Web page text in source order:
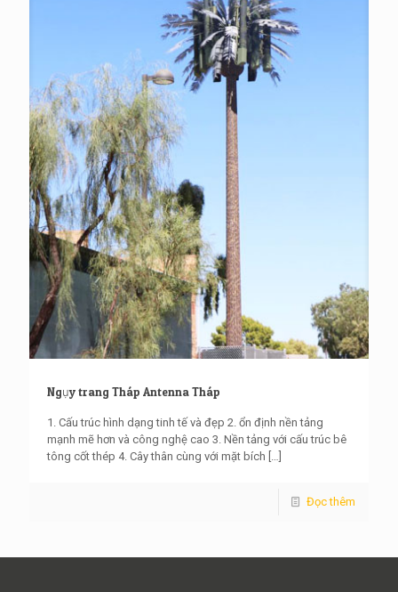
Ngụy trang Tháp Antenna Tháp
1. Cấu trúc hình dạng tinh tế và đẹp 2. ổn định nền tảng
mạnh mẽ hơn và công nghệ cao 3. Nền tảng với cấu trúc bê
tông cốt thép 4. Cây thân cùng với mặt bích […]
Đọc thêm